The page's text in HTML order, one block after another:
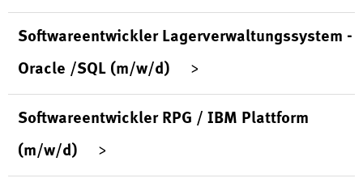
Softwareentwickler Lagerverwaltungssystem -
Oracle /SQL (m/w/d)
Softwareentwickler RPG / IBM Plattform
(m/w/d)